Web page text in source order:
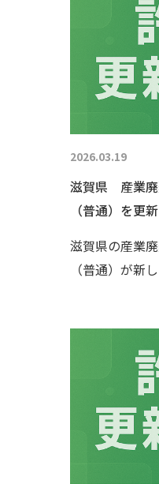
2026.03.19
滋賀県 産業廃
（普通）を更
滋賀県の産業
（普通）が